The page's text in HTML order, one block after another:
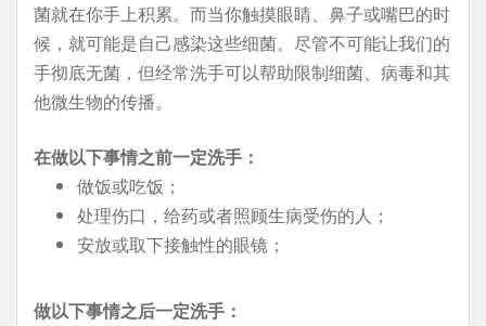
菌就在你手上积累。而当你触摸眼睛、鼻子或嘴巴的时
候，就可能是自己感染这些细菌。尽管不可能让我们的
手彻底无菌，但经常洗手可以帮助限制细菌、病毒和其
他微生物的传播。
在做以下事情之前一定洗手：
做饭或吃饭；
处理伤口，给药或者照顾生病受伤的人；
安放或取下接触性的眼镜；
做以下事情之后一定洗手：